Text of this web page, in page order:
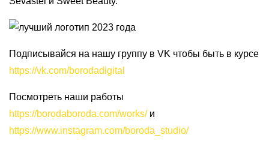
Подписывайся на нашу группу в VK чтобы быть в курсе
https://vk.com/borodadigital
Посмотреть наши работы
https://borodaboroda.com/works/и
https://www.instagram.com/boroda_studio/